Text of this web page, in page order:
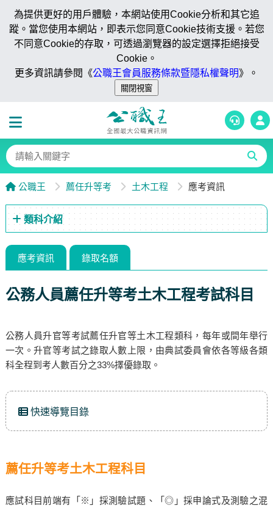
為提供更好的用戶體驗，本網站使用Cookie分析和其它追
蹤。當您使用本網站，即表示您同意Cookie技術支援。若您
不同意Cookie的存取，可透過瀏覽器的設定選擇拒絕接受
Cookie。
更多資訊請參閱《公職王會員服務條款暨隱私權聲明》。
公職王 薦任升等考 土木工程 應考資訊
類科介紹
應考資訊 錄取名額
公務人員薦任升等考土木工程考試科目
公務人員升官等考試薦任升官等土木工程類科，每年或間年舉行
一次。升官等考試之錄取人數上限，由典試委員會依各等級各類
科全程到考人數百分之33%擇優錄取。
快速導覽目錄
薦任升等考土木工程科目
應試科目前端有「※」採測驗試題、「◎」採申論式及測驗之混